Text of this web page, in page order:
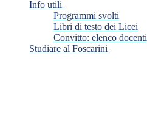
Info utili
Programmi svolti
Libri di testo dei Licei
Convitto: elenco docenti
Studiare al Foscarini